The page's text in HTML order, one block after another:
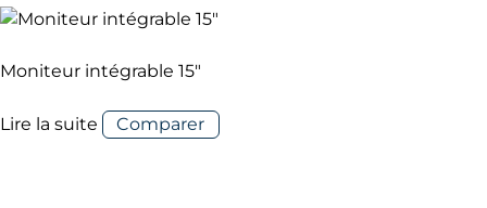
Moniteur intégrable 15″
Lire la suite Comparer